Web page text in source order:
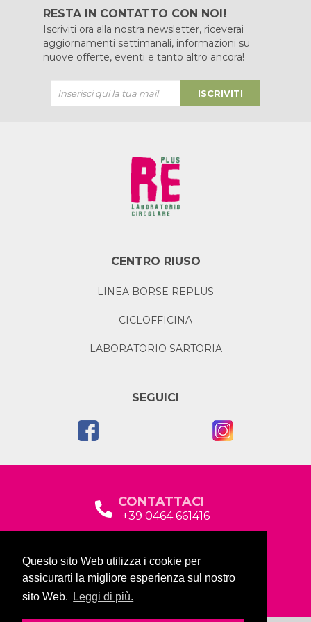
Questo sito Web utilizza i cookie per
assicurarti la migliore esperienza sul nostro
sito Web.
Leggi di più.
RESTA IN CONTATTO CON NOI!
Iscriviti ora alla nostra newsletter, riceverai
aggiornamenti settimanali, informazioni su
nuove offerte, eventi e tanto altro ancora!
ISCRIVITI
CENTRO RIUSO
LINEA BORSE REPLUS
CICLOFFICINA
LABORATORIO SARTORIA
SEGUICI
CONTATTACI
+39 0464 661416
Via Baltera, 19
38066 Riva del Garda (TN)